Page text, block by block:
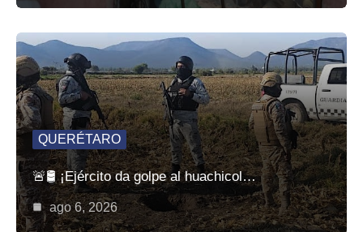
QUERÉTARO
🚨🛢️ ¡Ejército da golpe al huachicol…
ago 6, 2026